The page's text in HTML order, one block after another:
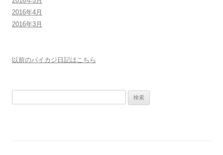
2016年4月
2016年3月
以前のパイカジ日記はこちら